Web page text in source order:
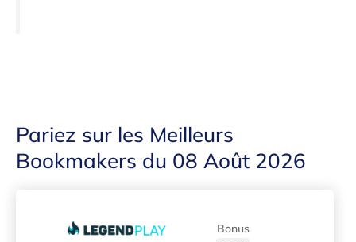
Pariez sur les Meilleurs
Bookmakers du 08 Août 2026
Bonus